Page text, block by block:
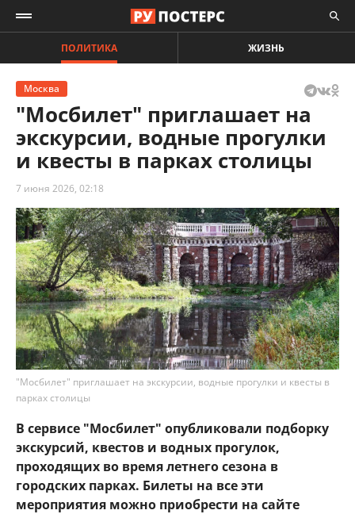
ПОЛИТИКА ЖИЗНЬ
Москва
"Мосбилет" приглашает на
экскурсии, водные прогулки
и квесты в парках столицы
7 июня 2026, 02:18
"Мосбилет" приглашает на экскурсии, водные прогулки и квесты в
парках столицы
В сервисе "Мосбилет" опубликовали подборку
экскурсий, квестов и водных прогулок,
проходящих во время летнего сезона в
городских парках. Билеты на все эти
мероприятия можно приобрести на сайте